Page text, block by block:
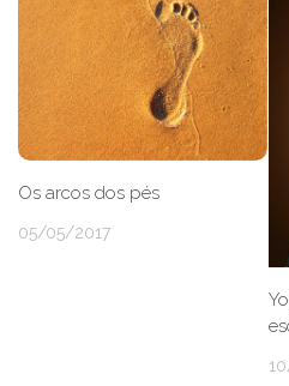
Os arcos dos pés
05/05/2017